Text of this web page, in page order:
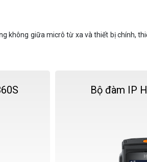
không giữa micrô từ xa và thiết bị chính,
Bộ đàm IP